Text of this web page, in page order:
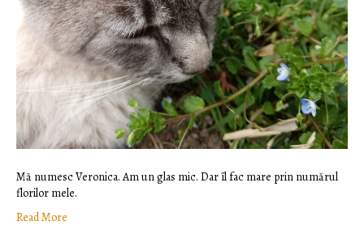
Mă numesc Veronica. Am un glas mic. Dar îl fac mare prin numărul
florilor mele.
Read More